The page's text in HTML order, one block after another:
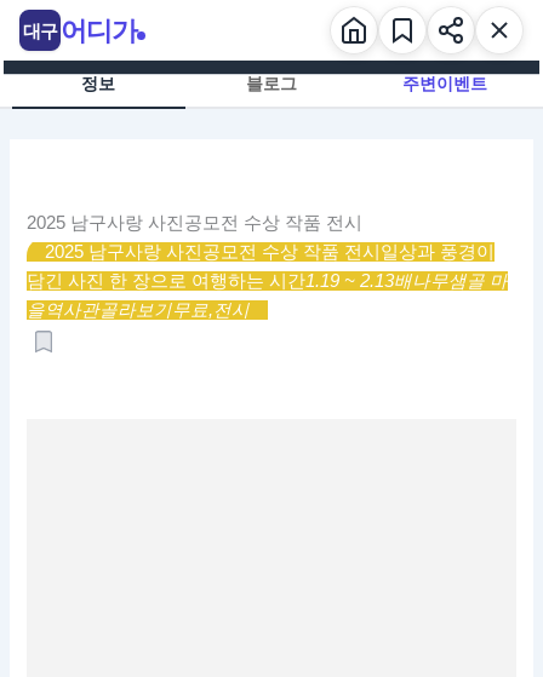
츠
정보 블로그 주변이벤트
2025 남구사랑 사진공모전 수상 작품 전시
2025 남구사랑 사진공모전 수상 작품 전시 일상과 풍경이
담긴 사진 한 장으로 여행하는 시간1.19 ~ 2.13배나무샘골 마
을역사관골라보기무료,전시
대구 어디가